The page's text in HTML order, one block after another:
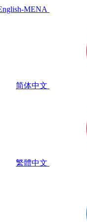
MENA
简体中文
繁體中文